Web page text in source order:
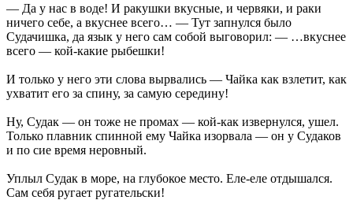
— Да у нас в воде! И ракушки вкусные, и червяки, и раки
ничего себе, а вкуснее всего… — Тут запнулся было
Судачишка, да язык у него сам собой выговорил: — …вкуснее
всего — кой-какие рыбешки!
И только у него эти слова вырвались — Чайка как взлетит, как
ухватит его за спину, за самую середину!
Ну, Судак — он тоже не промах — кой-как извернулся, ушел.
Только плавник спинной ему Чайка изорвала — он у Судаков
и по сие время неровный.
Уплыл Судак в море, на глубокое место. Еле-еле отдышался.
Сам себя ругает ругательски!